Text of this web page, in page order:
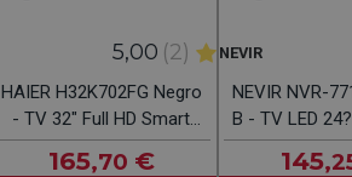
5,00 (2)
HAIER H32K702FG Negro
- TV 32" Full HD Smart
TV
165,70 €
NEVIR
NEVIR NVR-
B - TV LED
145